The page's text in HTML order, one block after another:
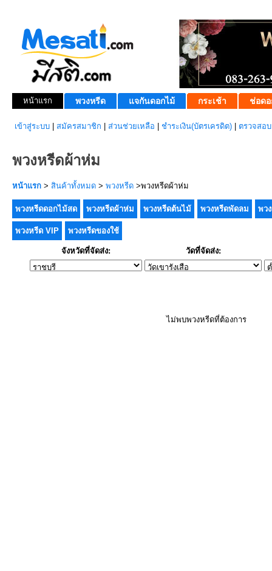
หน้าแรก พวงหรีด แจกันดอกไม้ กระเช้า ช่อดอ
เข้าสู่ระบบ สมัครสมาชิก ส่วนช่วยเหลือ ชำระเงิน(บัตรเครดิต) ตรวจสอ
พวงหรีดผ้าห่ม
หน้าแรก > สินค้าทั้งหมด > พวงหรีด >พวงหรีดผ้าห่ม
พวงหรีดดอกไม้สด พวงหรีดผ้าห่ม พวงหรีดต้นไม้ พวงหรีดพัดลม พว
พวงหรีด VIP พวงหรีดของใช้
จังหวัดที่จัดส่ง: วัดที่จัดส่ง:
ไม่พบพวงหรีดที่ต้องการ